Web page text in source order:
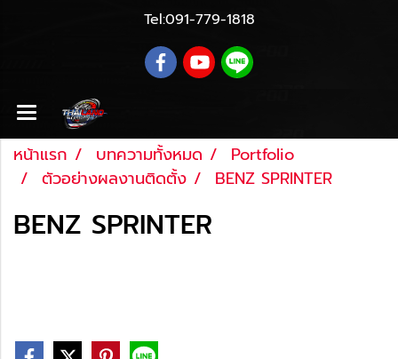
Tel:091-779-1818
หน้าแรก บทความทั้งหมด
Portfolio
ตัวอย่างผลงานติดตั้ง
BENZ SPRINTER
BENZ SPRINTER